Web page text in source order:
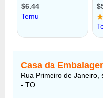
Casa da
Rua Primeiro de Janeiro,
- TO